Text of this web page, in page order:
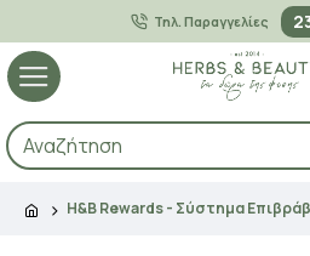
Τηλ. Παραγγελίες
H&B Rewards - Σύστημα